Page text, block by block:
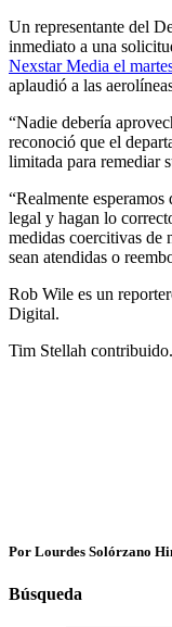
Un representante del
inmediato a una
Nexstar Media el
aplaudió a las
“Nadie debería
reconoció que el
limitada para remediar
“Realmente
legal y hagan lo
medidas coercitivas de
sean atendidas o
Rob Wile es un
Digital.
Tim Stellah contribuido.
Por Lourdes Solórzano
Búsqueda